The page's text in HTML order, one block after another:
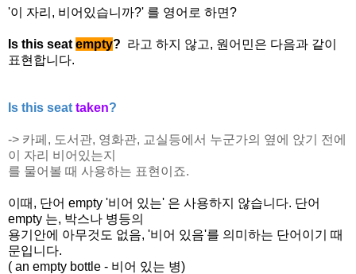
'이 자리, 비어있습니까?' 를 영어로 하면?
Is this seat empty? 라고 하지 않고, 원어민은 다음과 같이
표현합니다.
Is this seat taken?
-> 카페, 도서관, 영화관, 교실등에서 누군가의 옆에 앉기 전에
이 자리 비어있는지
를 물어볼 때 사용하는 표현이죠.
이때, 단어 empty '비어 있는' 은 사용하지 않습니다. 단어
empty 는, 박스나 병등의
용기안에 아무것도 없음, '비어 있음'를 의미하는 단어이기 때
문입니다.
( an empty bottle - 비어 있는 병)